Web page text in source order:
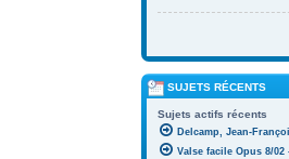
SUJETS RÉCENTS
Sujets actifs récents
Delcamp, Jean-
Valse facile Opus 8/